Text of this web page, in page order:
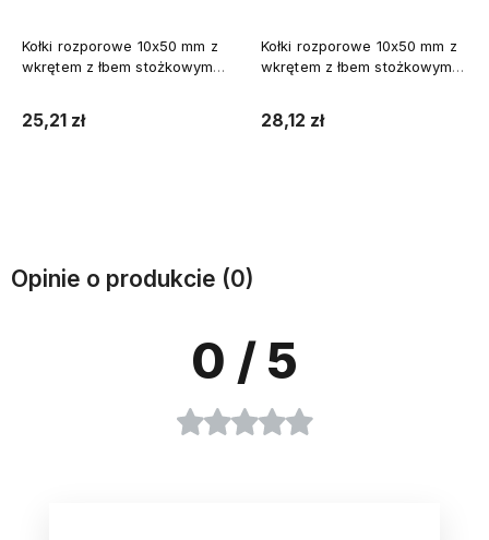
Kołki rozporowe 10x50 mm z
wkrętem z łbem stożkowym
25,21 zł
Kołki rozporowe 10x50 mm z
wkrętem z łbem stożkowym
28,12 zł
Opinie o produkcie (0)
0 / 5